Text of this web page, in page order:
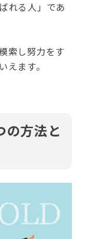
れる人」であ
索し努力をす
えます。
の方法と